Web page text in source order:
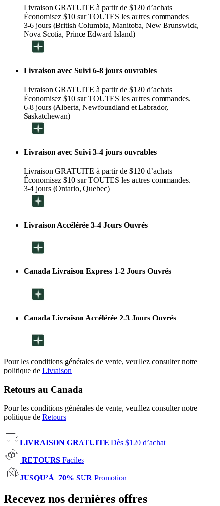
Livraison GRATUITE à partir de $120 d’achats
Économisez $10 sur TOUTES les autres commandes
3-6 jours (British Columbia, Manitoba, New Brunswick,
Nova Scotia, Prince Edward Island)
Livraison avec Suivi 6-8 jours ouvrables
Livraison GRATUITE à partir de $120 d’achats
Économisez $10 sur TOUTES les autres commandes.
6-8 jours (Alberta, Newfoundland et Labrador,
Saskatchewan)
Livraison avec Suivi 3-4 jours ouvrables
Livraison GRATUITE à partir de $120 d’achats
Économisez $10 sur TOUTES les autres commandes.
3-4 jours (Ontario, Quebec)
Livraison Accélérée 3-4 Jours Ouvrés
Canada Livraison Express 1-2 Jours Ouvrés
Canada Livraison Accélérée 2-3 Jours Ouvrés
Pour les conditions générales de vente, veuillez consulter notre
politique de Livraison
Retours au Canada
Pour les conditions générales de vente, veuillez consulter notre
politique de Retours
LIVRAISON GRATUITE Dès $120 d’achat
RETOURS Faciles
JUSQU’À -70% SUR Promotion
Recevez nos dernières offres